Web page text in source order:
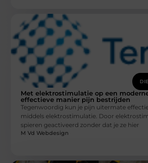
Met elektrostimulatie op een
effectieve manier pijn bestrijden
Tegenwoordig kun je pijn uitermate
middels elektrostimulatie. Door
spieren geactiveerd zonder dat je ze hier
M Vd Webdesign